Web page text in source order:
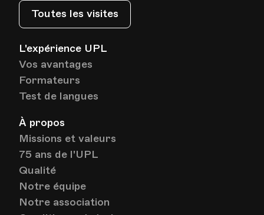
Toutes les visites
L'expérience UPL
Vos avantages
Formateurs
Test de langues
À propos
Missions et valeurs
75 ans de l'UPL
Qualité
Notre équipe
Notre association